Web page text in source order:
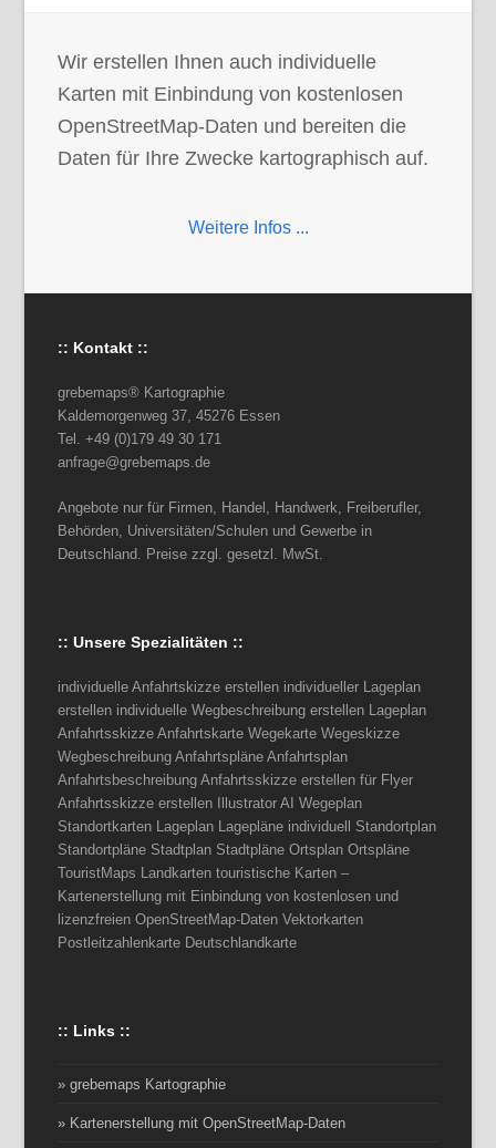
Wir erstellen Ihnen auch individuelle
Karten mit Einbindung von kostenlosen
OpenStreetMap-Daten und bereiten die
Daten für Ihre Zwecke kartographisch auf.
Weitere Infos ...
:: Kontakt ::
grebemaps® Kartographie
Kaldemorgenweg 37, 45276 Essen
Tel. +49 (0)179 49 30 171
anfrage@grebemaps.de
Angebote nur für Firmen, Handel, Handwerk, Freiberufler,
Behörden, Universitäten/Schulen und Gewerbe in
Deutschland. Preise zzgl. gesetzl. MwSt.
:: Unsere Spezialitäten ::
individuelle Anfahrtskizze erstellen individueller Lageplan
erstellen individuelle Wegbeschreibung erstellen Lageplan
Anfahrtsskizze Anfahrtskarte Wegekarte Wegeskizze
Wegbeschreibung Anfahrtspläne Anfahrtsplan
Anfahrtsbeschreibung Anfahrtsskizze erstellen für Flyer
Anfahrtsskizze erstellen Illustrator AI Wegeplan
Standortkarten Lageplan Lagepläne individuell Standortplan
Standortpläne Stadtplan Stadtpläne Ortsplan Ortspläne
TouristMaps Landkarten touristische Karten –
Kartenerstellung mit Einbindung von kostenlosen und
lizenzfreien OpenStreetMap-Daten Vektorkarten
Postleitzahlenkarte Deutschlandkarte
:: Links ::
» grebemaps Kartographie
» Kartenerstellung mit OpenStreetMap-Daten